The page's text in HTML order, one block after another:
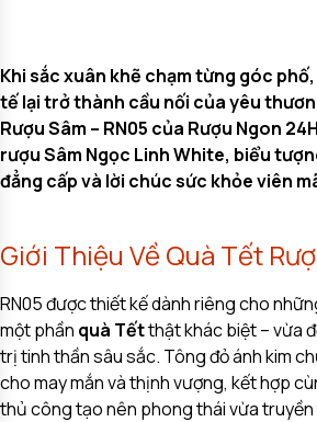
Khi sắc xuân khẽ chạm từng góc
tế lại trở thành cầu nối của yêu
Rượu Sâm – RN05 của Rượu Ngon
rượu Sâm Ngọc Linh White, biểu
đẳng cấp và lời chúc sức khỏe viên
Giới Thiệu Về Quà Tết
RN05 được thiết kế dành riêng cho
một phần quà Tếtthật khác biệt – vừa
trị tinh thần sâu sắc. Tông đỏ ánh kim
cho may mắn và thịnh vượng, kết hợp
thủ công tạo nên phong thái vừa truyền